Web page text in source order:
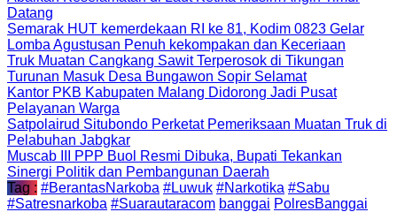
Datang
Semarak HUT kemerdekaan RI ke 81, Kodim 0823 Gelar
Lomba Agustusan Penuh kekompakan dan Keceriaan
Truk Muatan Cangkang Sawit Terperosok di Tikungan
Turunan Masuk Desa Bungawon Sopir Selamat
Kantor PKB Kabupaten Malang Didorong Jadi Pusat
Pelayanan Warga
Satpolairud Situbondo Perketat Pemeriksaan Muatan Truk di
Pelabuhan Jabgkar
Muscab III PPP Buol Resmi Dibuka, Bupati Tekankan
Sinergi Politik dan Pembangunan Daerah
Tag : #BerantasNarkoba #Luwuk #Narkotika #Sabu
#Satresnarkoba #Suarautaracom banggai PolresBanggai